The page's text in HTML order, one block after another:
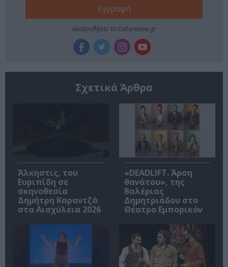
Ακολουθήστε το Culturenow.gr
Σχετικά Άρθρα
Άλκηστις, του
Ευριπίδη σε
σκηνοθεσία
Δημήτρη Καραντζά
στα Αισχύλεια 2026
«DEADLIFT. Άρση
θανάτου», της
Βαλέριας
Δημητριάδου στο
Θέατρο Εμπορικόν